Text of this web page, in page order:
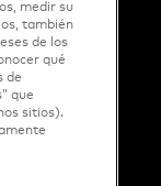
medir su
también
de los
qué
de
que
sitios).